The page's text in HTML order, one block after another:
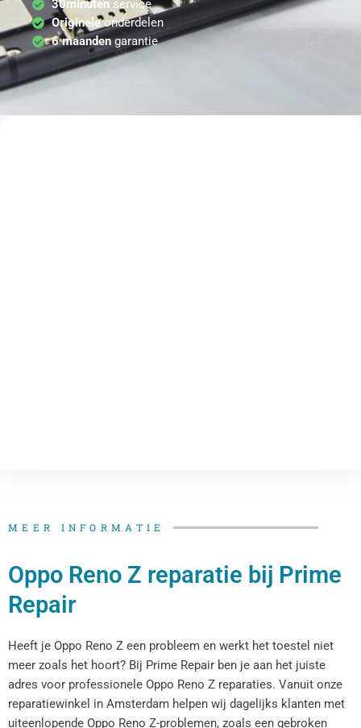
30minutenservice
Origineleonderdelen
6 maandengarantie
MEER INFORMATIE
Oppo Reno Z reparatie bij Prime
Repair
Heeft je Oppo Reno Z een probleem en werkt het toestel niet
meer zoals het hoort? Bij Prime Repair ben je aan het juiste
adres voor professionele Oppo Reno Z reparaties. Vanuit onze
reparatiewinkel in Amsterdam helpen wij dagelijks klanten met
uiteenlopende Oppo Reno Z-problemen, zoals een gebroken